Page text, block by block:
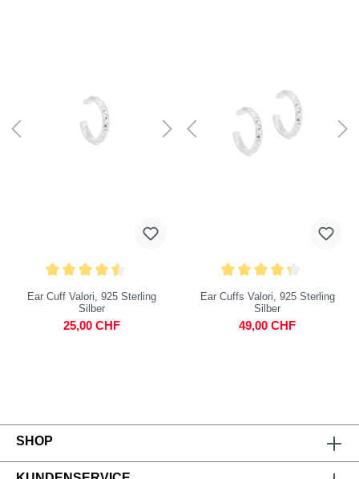
Ear Cuff Valori, 925 Sterling
Silber
25,00 CHF
Ear Cuffs Valori, 925 Sterling
Silber
49,00 CHF
SHOP